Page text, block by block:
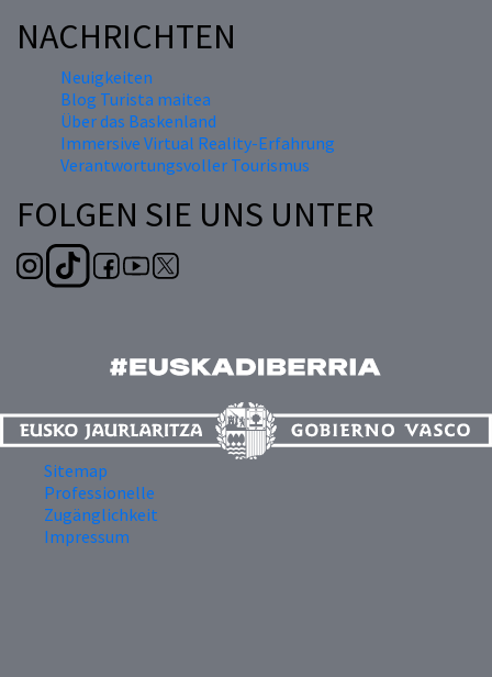
NACHRICHTEN
Neuigkeiten
Blog Turista maitea
Über das Baskenland
Immersive Virtual Reality-Erfahrung
Verantwortungsvoller Tourismus
FOLGEN SIE UNS UNTER
Sitemap
Professionelle
Zugänglichkeit
Impressum